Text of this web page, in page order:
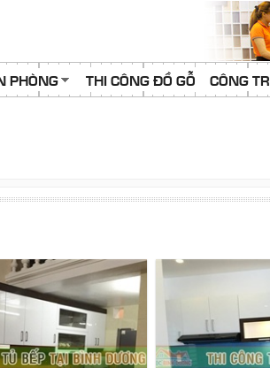
PHÒNG THI CÔNG ĐỒ GỖ CÔNG